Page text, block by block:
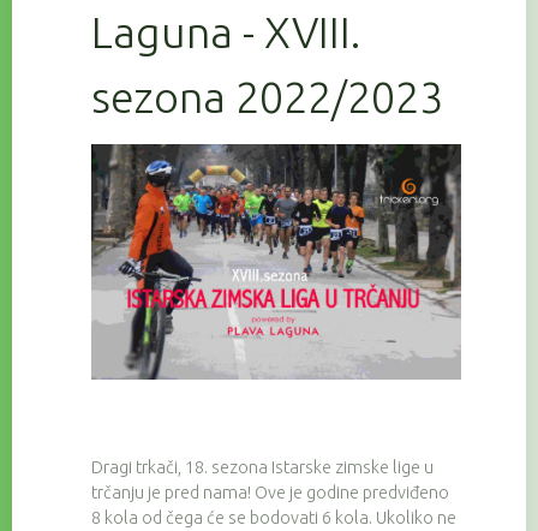
Laguna - XVIII.
sezona 2022/2023
Dragi trkači, 18. sezona Istarske zimske lige u
trčanju je pred nama! Ove je godine predviđeno
8 kola od čega će se bodovati 6 kola. Ukoliko ne